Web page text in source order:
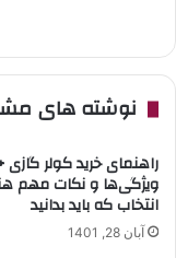
نوشته های
راهنمای خرید کولر
ویژگی‌ها و نکات مهم
انتخاب که باید بدانید
آبان 28, 1401